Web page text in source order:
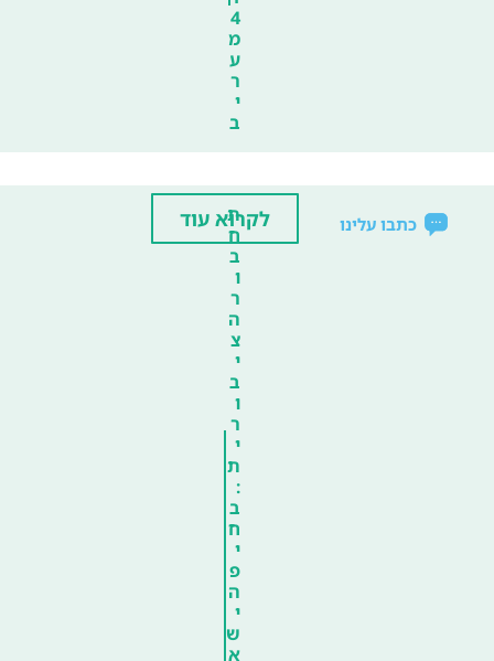
4
מ
ע
ר
י
ב
כתבו עלינו
ת
ח
ב
ו
ר
ה
צ
י
ב
ו
ר
י
ת
:
ב
ח
י
פ
ה
י
ש
א
לקרוא עוד